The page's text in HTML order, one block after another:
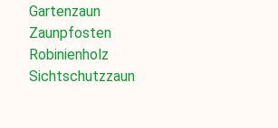
Gartenzaun
Zaunpfosten
Robinienholz
Sichtschutzzaun